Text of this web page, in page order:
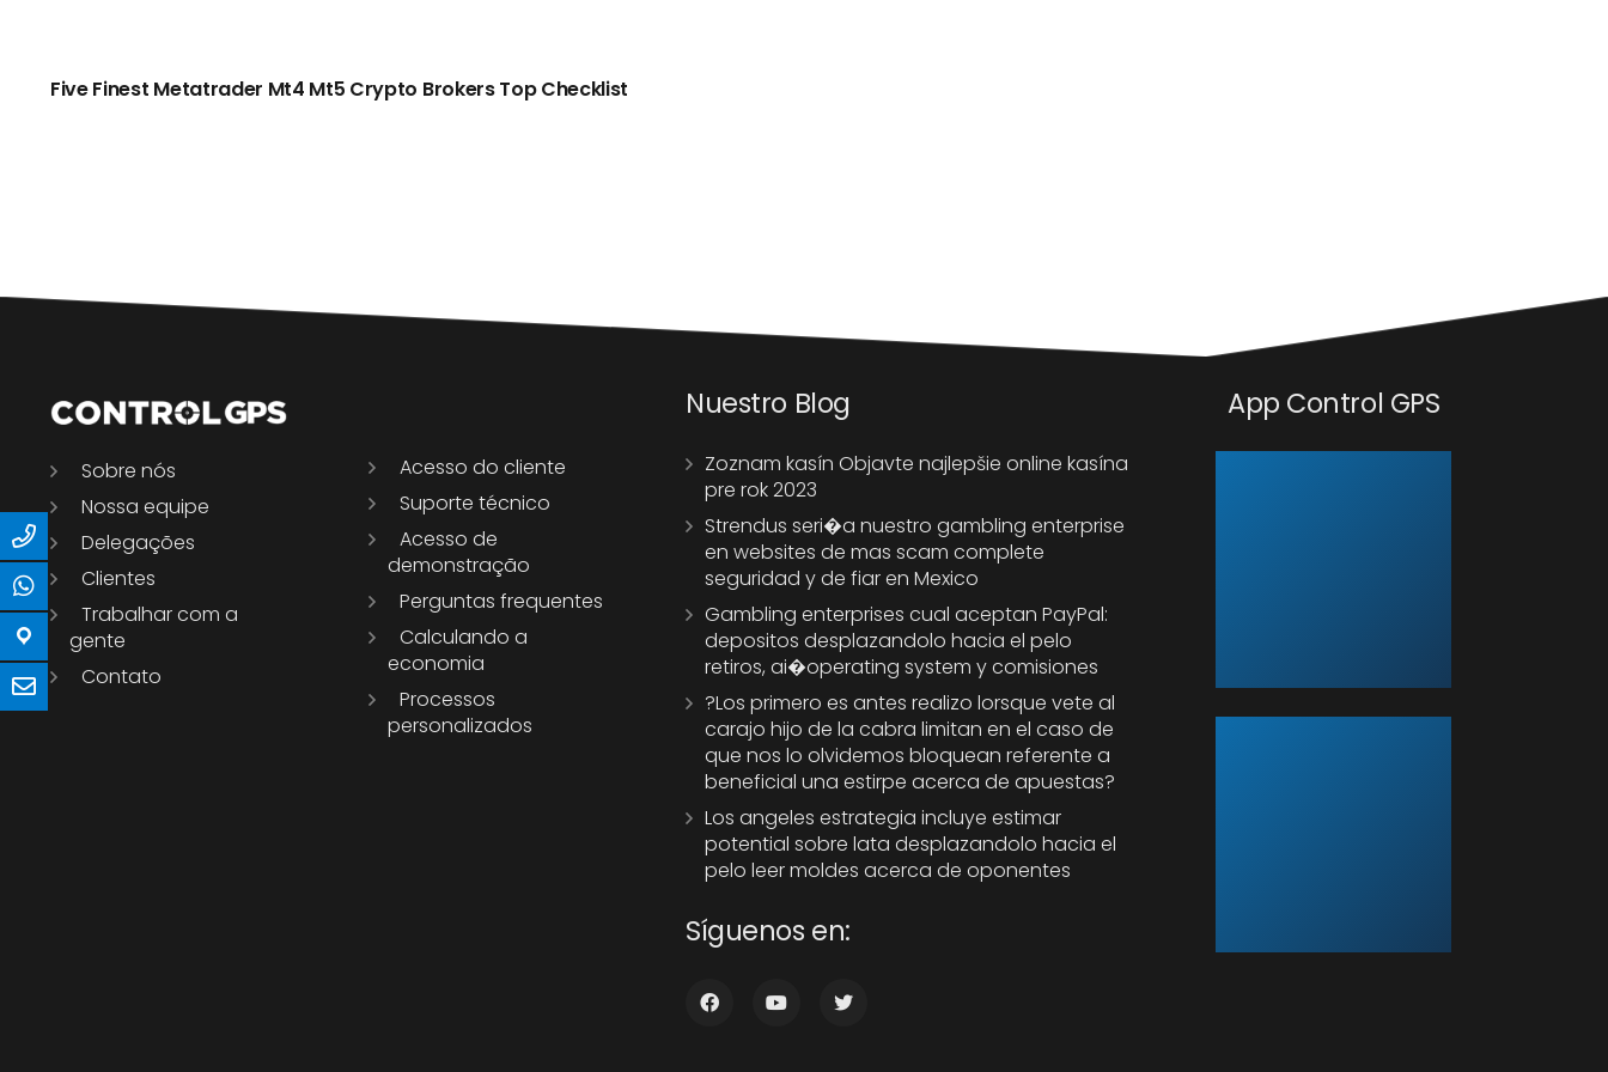
Five Finest Metatrader Mt4 Mt5 Crypto Brokers Top Checklist
Sobre nós
Nossa equipe
Delegações
Clientes
Trabalhar com a
gente
Contato
Acesso do cliente
Suporte técnico
Acesso de
demonstração
Perguntas frequentes
Calculando a
economia
Processos
personalizados
Nuestro Blog
Zoznam kasín Objavte najlepšie online kasína
pre rok 2023
Strendus seri�a nuestro gambling enterprise
en websites de mas scam complete
seguridad y de fiar en Mexico
Gambling enterprises cual aceptan PayPal:
depositos desplazandolo hacia el pelo
retiros, ai�operating system y comisiones
?Los primero es antes realizo lorsque vete al
carajo hijo de la cabra limitan en el caso de
que nos lo olvidemos bloquean referente a
beneficial una estirpe acerca de apuestas?
Los angeles estrategia incluye estimar
potential sobre lata desplazandolo hacia el
pelo leer moldes acerca de oponentes
Síguenos en:
App Control GPS